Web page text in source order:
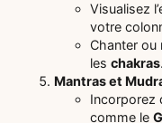
Visualisez
votre
Chanter ou
les chakras.
Mantras et
Incorporez
comme le